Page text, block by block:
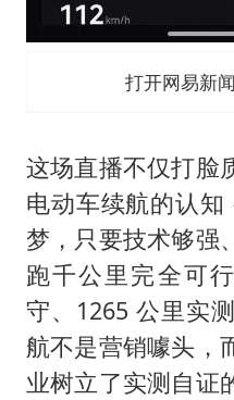
打开网易新
这场直播不仅打脸
电动车续航的认
梦，只要技术够强
跑千公里完全可
守、1265 公里实
航不是营销噱头，
业树立了实测自证